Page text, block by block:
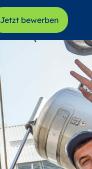
Jetzt bewerben